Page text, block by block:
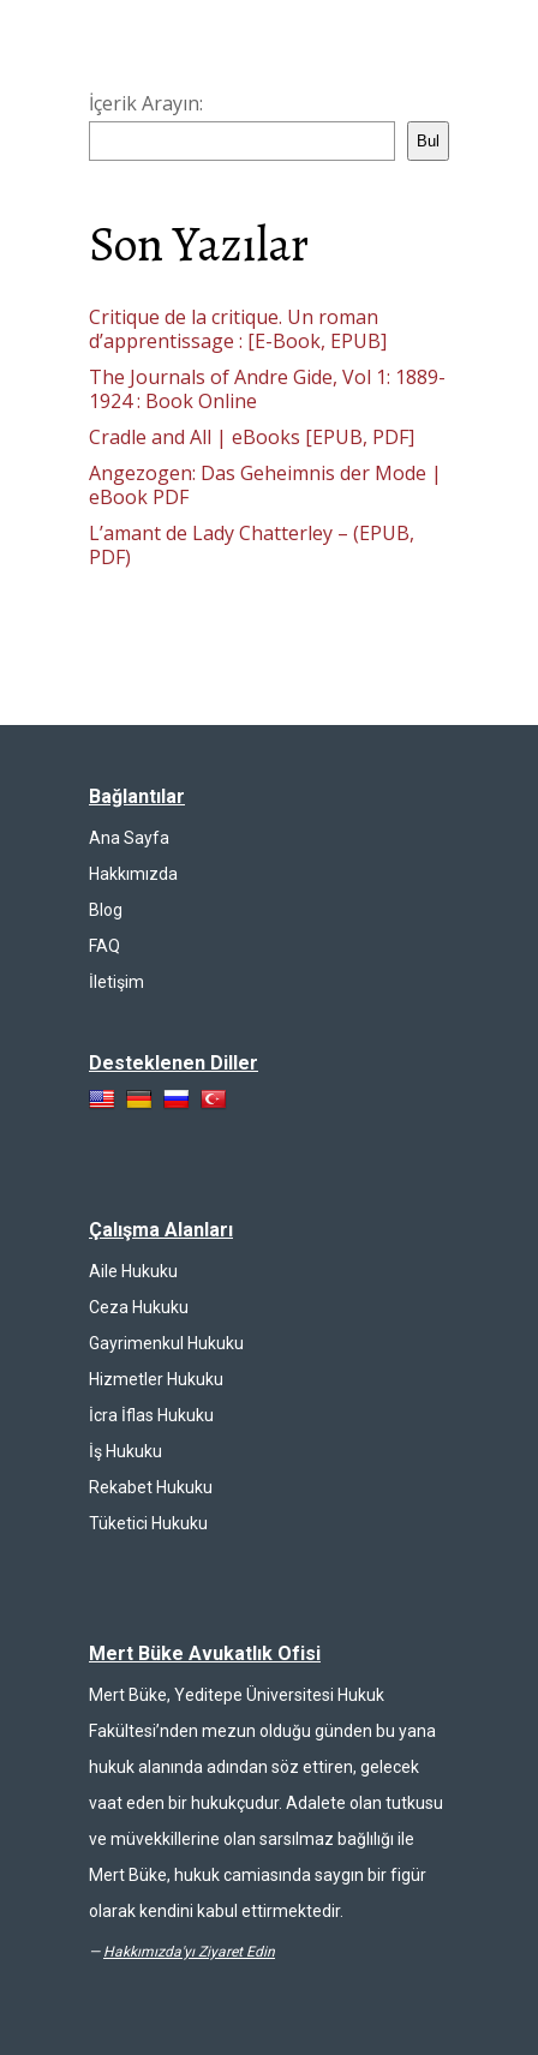
İçerik Arayın:
Bul
Son Yazılar
Critique de la critique. Un roman
d’apprentissage : [E-Book, EPUB]
The Journals of Andre Gide, Vol 1: 1889-
1924 : Book Online
Cradle and All | eBooks [EPUB, PDF]
Angezogen: Das Geheimnis der Mode |
eBook PDF
L’amant de Lady Chatterley – (EPUB,
PDF)
Bağlantılar
Ana Sayfa
Hakkımızda
Blog
FAQ
İletişim
Desteklenen Diller
Çalışma Alanları
Aile Hukuku
Ceza Hukuku
Gayrimenkul Hukuku
Hizmetler Hukuku
İcra İflas Hukuku
İş Hukuku
Rekabet Hukuku
Tüketici Hukuku
Mert Büke Avukatlık Ofisi
Mert Büke, Yeditepe Üniversitesi Hukuk
Fakültesi’nden mezun olduğu günden bu yana
hukuk alanında adından söz ettiren, gelecek
vaat eden bir hukukçudur. Adalete olan tutkusu
ve müvekkillerine olan sarsılmaz bağlılığı ile
Mert Büke, hukuk camiasında saygın bir figür
olarak kendini kabul ettirmektedir.
— Hakkımızda'yı Ziyaret Edin